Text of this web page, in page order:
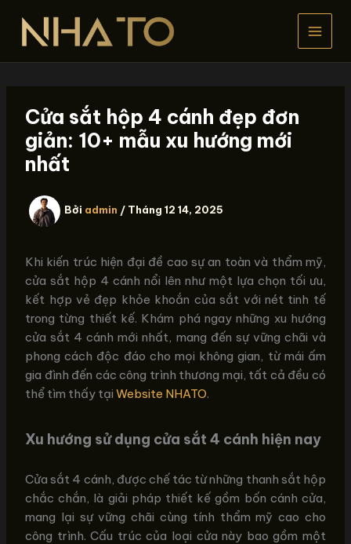
dung
Cửa sắt hộp 4 cánh đẹp đơn
giản: 10+ mẫu xu hướng mới
nhất
Bởi admin / Tháng 12 14, 2025
Khi kiến trúc hiện đại đề cao sự an toàn và thẩm mỹ,
cửa sắt hộp 4 cánh nổi lên như một lựa chọn tối ưu,
kết hợp vẻ đẹp khỏe khoắn của sắt với nét tinh tế
trong từng thiết kế. Khám phá ngay những xu hướng
cửa sắt 4 cánh mới nhất, mang đến sự vững chãi và
phong cách độc đáo cho mọi không gian, từ mái ấm
gia đình đến các công trình thương mại, tất cả đều có
thể tìm thấy tạiWebsite NHATO.
Xu hướng sử dụng cửa sắt 4 cánh hiện nay
Cửa sắt 4 cánh, được chế tác từ những thanh sắt hộp
chắc chắn, là giải pháp thiết kế gồm bốn cánh cửa,
mang lại sự vững chãi cùng tính thẩm mỹ cao cho
công trình. Cấu trúc của loại cửa này bao gồm một